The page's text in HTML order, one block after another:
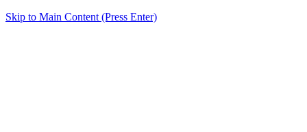
Skip to Main Content (Press Enter)